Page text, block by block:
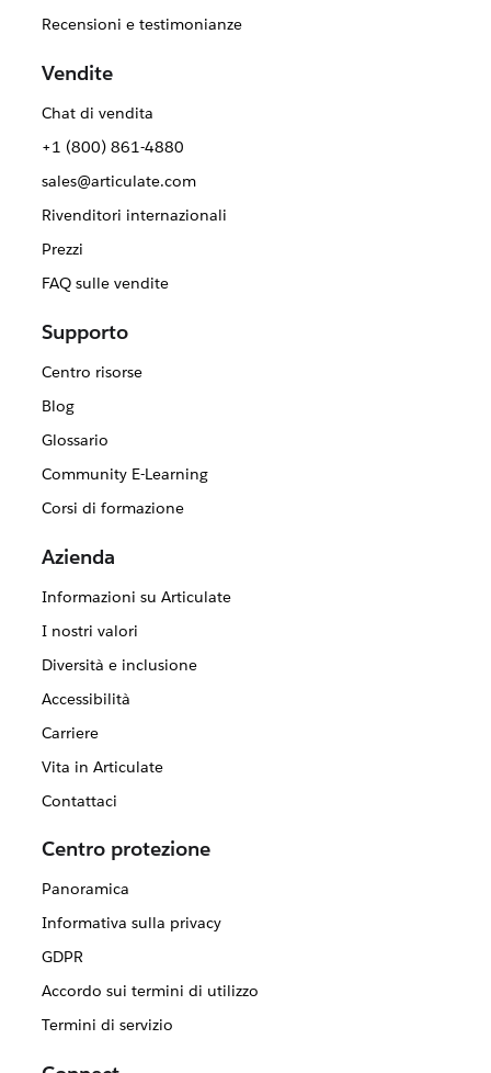
Recensioni e testimonianze
Vendite
Chat di vendita
+1 (800) 861-4880
sales@articulate.com
Rivenditori internazionali
Prezzi
FAQ sulle vendite
Supporto
Centro risorse
Blog
Glossario
Community E-Learning
Corsi di formazione
Azienda
Informazioni su Articulate
I nostri valori
Diversità e inclusione
Accessibilità
Carriere
Vita in Articulate
Contattaci
Centro protezione
Panoramica
Informativa sulla privacy
GDPR
Accordo sui termini di utilizzo
Termini di servizio